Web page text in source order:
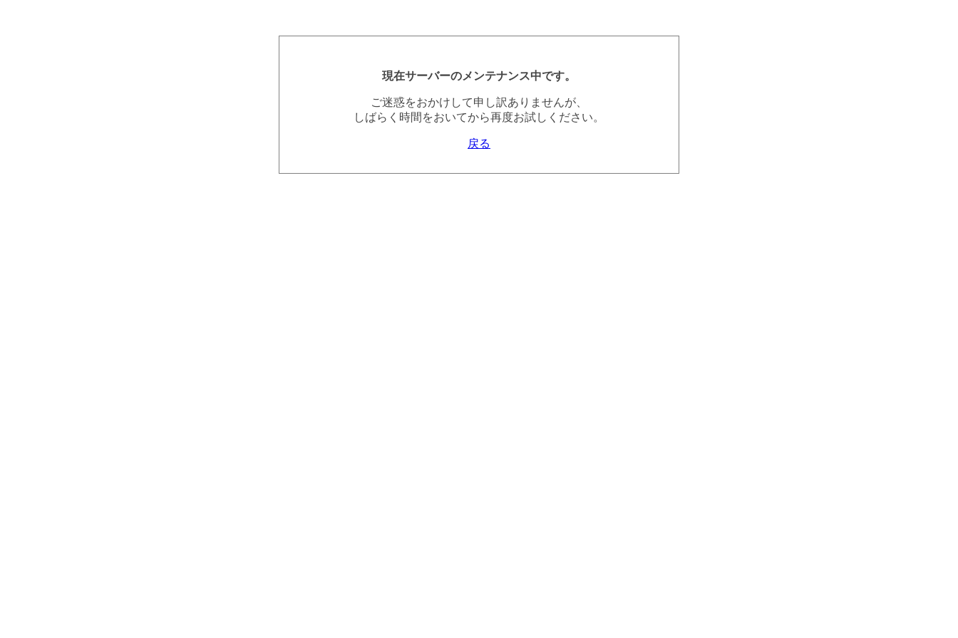
現在サーバーのメンテナンス中です。
ご迷惑をおかけして申し訳ありませんが、
しばらく時間をおいてから再度お試しください。
戻る